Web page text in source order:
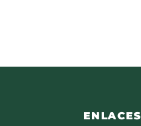
ENLACES